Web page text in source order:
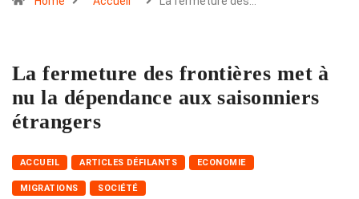
La fermeture des frontières met à
nu la dépendance aux saisonniers
étrangers
ACCUEIL ARTICLES DÉFILANTS ECONOMIE
MIGRATIONS SOCIÉTÉ